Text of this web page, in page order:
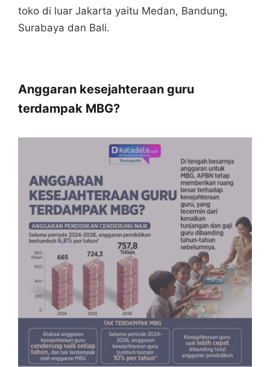
toko di luar Jakarta yaitu Medan, Bandung,
Surabaya dan Bali.
Anggaran kesejahteraan guru
terdampak MBG?